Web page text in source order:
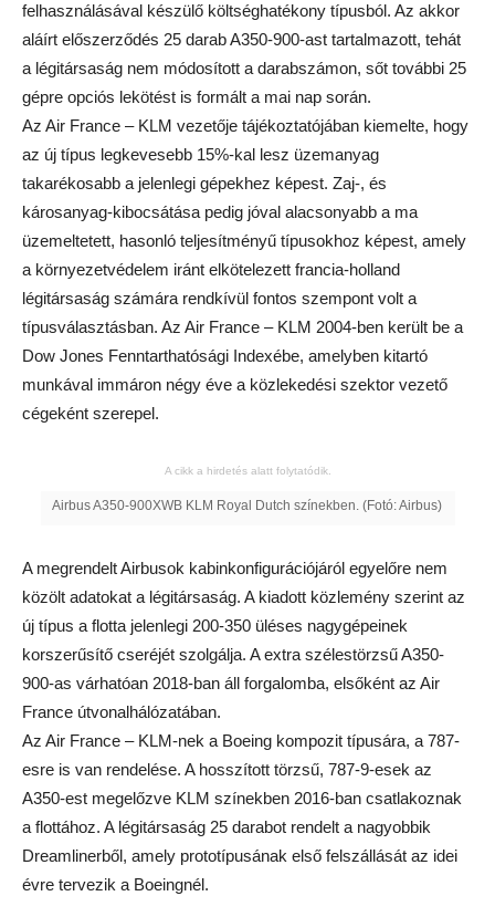
felhasználásával készülő költséghatékony típusból. Az akkor
aláírt előszerződés 25 darab A350-900-ast tartalmazott, tehát
a légitársaság nem módosított a darabszámon, sőt további 25
gépre opciós lekötést is formált a mai nap során.
Az Air France – KLM vezetője tájékoztatójában kiemelte, hogy
az új típus legkevesebb 15%-kal lesz üzemanyag
takarékosabb a jelenlegi gépekhez képest. Zaj-, és
károsanyag-kibocsátása pedig jóval alacsonyabb a ma
üzemeltetett, hasonló teljesítményű típusokhoz képest, amely
a környezetvédelem iránt elkötelezett francia-holland
légitársaság számára rendkívül fontos szempont volt a
típusválasztásban. Az Air France – KLM 2004-ben került be a
Dow Jones Fenntarthatósági Indexébe, amelyben kitartó
munkával immáron négy éve a közlekedési szektor vezető
cégeként szerepel.
A cikk a hirdetés alatt folytatódik.
Airbus A350-900XWB KLM Royal Dutch színekben. (Fotó: Airbus)
A megrendelt Airbusok kabinkonfigurációjáról egyelőre nem
közölt adatokat a légitársaság. A kiadott közlemény szerint az
új típus a flotta jelenlegi 200-350 üléses nagygépeinek
korszerűsítő cseréjét szolgálja. A extra szélestörzsű A350-
900-as várhatóan 2018-ban áll forgalomba, elsőként az Air
France útvonalhálózatában.
Az Air France – KLM-nek a Boeing kompozit típusára, a 787-
esre is van rendelése. A hosszított törzsű, 787-9-esek az
A350-est megelőzve KLM színekben 2016-ban csatlakoznak
a flottához. A légitársaság 25 darabot rendelt a nagyobbik
Dreamlinerből, amely prototípusának első felszállását az idei
évre tervezik a Boeingnél.